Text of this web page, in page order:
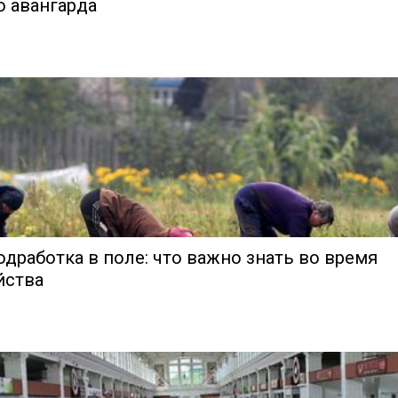
авангарда
в поле: что важно знать во время